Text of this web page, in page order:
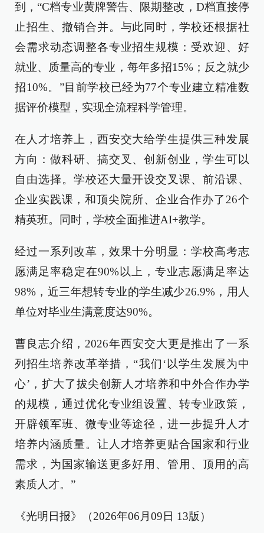
到，“C档专业黄牌警告、限期整改，D档直接停
止招生、撤销合并。与此同时，学校还根据社
会需求动态调整各专业招生规模：受欢迎、好
就业、质量高的专业，每年多招15%；反之就少
招10%。”目前学校已经为77个专业建立精准数
据评价模型，实现全流程科学管理。
在人才培养上，西安交大给学生提供三种发展
方向：做科研、搞交叉、创新创业，学生可以
自由选择。学校还大量开设交叉课、前沿课、
企业实践课，和顶尖院所、企业合作办了26个
精英班。同时，学校全面推进AI+教学。
经过一系列改革，效果十分明显：学校高考志
愿满足率稳定在90%以上，专业志愿满足率达
98%，近三年想转专业的学生减少26.9%，用人
单位对毕业生满意度达90%。
曹良志介绍，2026年西安交大更是推出了一系
列招生培养改革举措，“我们‘以学生发展为中
心’，扩大了拔尖创新人才培养和中外合作办学
的规模，通过优化专业组设置、转专业政策，
开辟领军班、微专业等途径，进一步提升人才
培养内涵质量。让人才培养更贴合国家和行业
需求，为国家输送更多好用、管用、顶用的高
素质人才。”
《光明日报》（2026年06月09日 13版）